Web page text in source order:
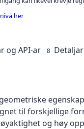
her
og API-ar 8 Detaljar
til forskjellige
og høy